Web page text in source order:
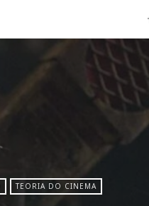
TEORIA DO CINEMA